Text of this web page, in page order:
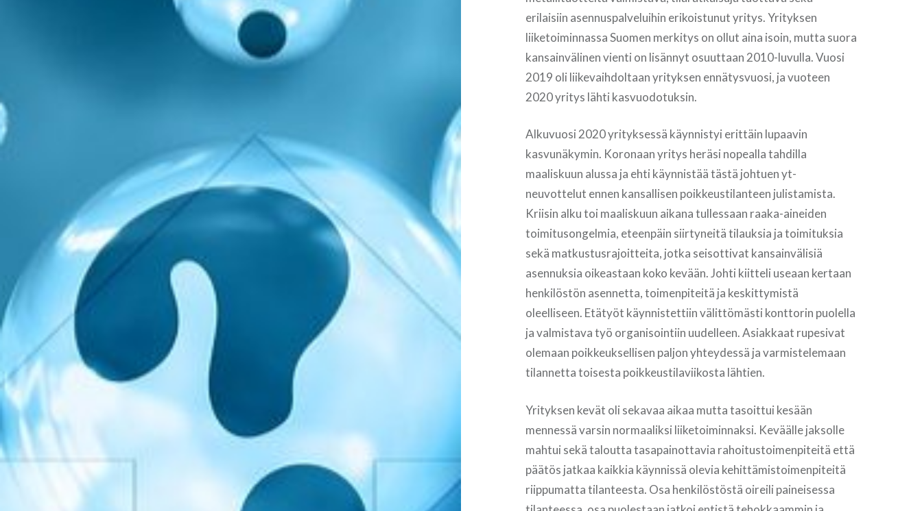
erilaisiin asennuspalveluihin erikoistunut yritys. Yrityksen
liiketoiminnassa Suomen merkitys on ollut aina isoin, mutta suora
kansainvälinen vienti on lisännyt osuuttaan 2010-luvulla. Vuosi
2019 oli liikevaihdoltaan yrityksen ennätysvuosi, ja vuoteen
2020 yritys lähti kasvuodotuksin.
Alkuvuosi 2020 yrityksessä käynnistyi erittäin lupaavin
kasvunäkymin. Koronaan yritys heräsi nopealla tahdilla
maaliskuun alussa ja ehti käynnistää tästä johtuen yt-
neuvottelut ennen kansallisen poikkeustilanteen julistamista.
Kriisin alku toi maaliskuun aikana tullessaan raaka-aineiden
toimitusongelmia, eteenpäin siirtyneitä tilauksia ja toimituksia
sekä matkustusrajoitteita, jotka seisottivat kansainvälisiä
asennuksia oikeastaan koko kevään. Johti kiitteli useaan kertaan
henkilöstön asennetta, toimenpiteitä ja keskittymistä
oleelliseen. Etätyöt käynnistettiin välittömästi konttorin puolella
ja valmistava työ organisointiin uudelleen. Asiakkaat rupesivat
olemaan poikkeuksellisen paljon yhteydessä ja varmistelemaan
tilannetta toisesta poikkeustilaviikosta lähtien.
Yrityksen kevät oli sekavaa aikaa mutta tasoittui kesään
mennessä varsin normaaliksi liiketoiminnaksi. Keväälle jaksolle
mahtui sekä taloutta tasapainottavia rahoitustoimenpiteitä että
päätös jatkaa kaikkia käynnissä olevia kehittämistoimenpiteitä
riippumatta tilanteesta. Osa henkilöstöstä oireili paineisessa